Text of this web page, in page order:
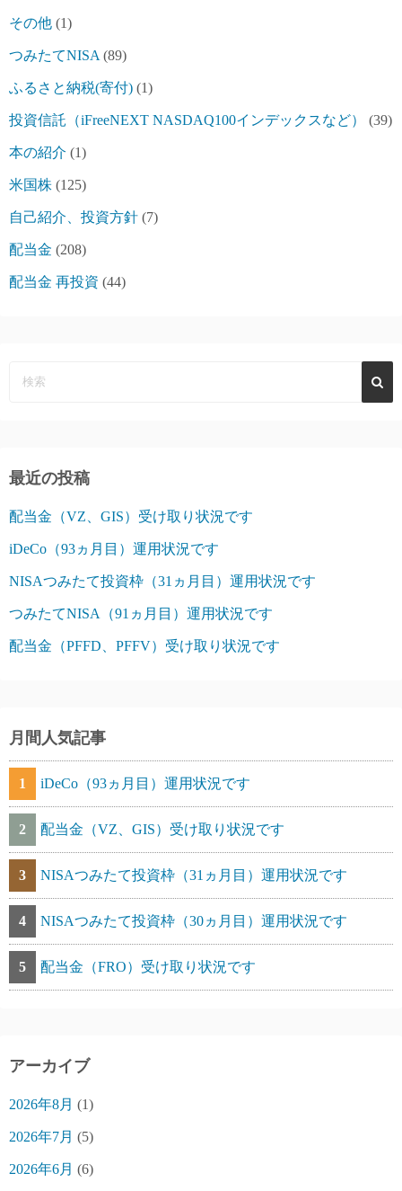
その他 (1)
つみたてNISA (89)
ふるさと納税(寄付) (1)
投資信託（iFreeNEXT NASDAQ100インデックスなど） (39)
本の紹介 (1)
米国株 (125)
自己紹介、投資方針 (7)
配当金 (208)
配当金 再投資 (44)
最近の投稿
配当金（VZ、GIS）受け取り状況です
iDeCo（93ヵ月目）運用状況です
NISAつみたて投資枠（31ヵ月目）運用状況です
つみたてNISA（91ヵ月目）運用状況です
配当金（PFFD、PFFV）受け取り状況です
月間人気記事
1 iDeCo（93ヵ月目）運用状況です
2 配当金（VZ、GIS）受け取り状況です
3 NISAつみたて投資枠（31ヵ月目）運用状況です
4 NISAつみたて投資枠（30ヵ月目）運用状況です
5 配当金（FRO）受け取り状況です
アーカイブ
2026年8月 (1)
2026年7月 (5)
2026年6月 (6)